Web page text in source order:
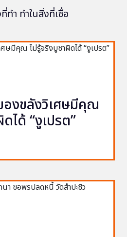
ทำ ทำในสิ่งที่เชื่อ
องขลังวิเศษมีคุณ
ได้ “งูเปรต”